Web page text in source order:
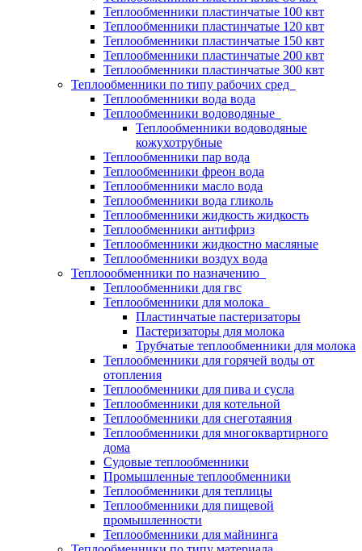
Теплообменники пластинчатые 100 квт
Теплообменники пластинчатые 120 квт
Теплообменники пластинчатые 150 квт
Теплообменники пластинчатые 200 квт
Теплообменники пластинчатые 300 квт
Теплообменники по типу рабочих сред
Теплообменники вода вода
Теплообменники водоводяные
Теплообменники водоводяные
кожухотрубные
Теплообменники пар вода
Теплообменники фреон вода
Теплообменники масло вода
Теплообменники вода гликоль
Теплообменники жидкость жидкость
Теплообменники антифриз
Теплообменники жидкостно масляные
Теплообменники воздух вода
Теплоообменники по назначению
Теплообменники для гвс
Теплообменники для молока
Пластинчатые пастеризаторы
Пастеризаторы для молока
Трубчатые теплообменники для молока
Теплообменники для горячей воды от
отопления
Теплообменники для пива и сусла
Теплообменники для котельной
Теплообменники для снеготаяния
Теплообменники для многоквартирного
дома
Судовые теплообменники
Промышленные теплообменники
Теплообменники для теплицы
Теплообменники для пищевой
промышленности
Теплообменники для майнинга